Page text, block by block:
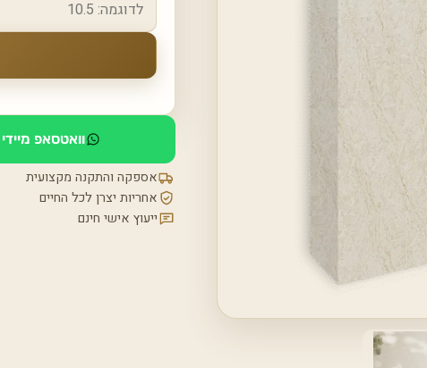
וואטסאפ מיידי
אספקה והתקנה מקצועית
אחריות יצרן לכל החיים
ייעוץ אישי חינם